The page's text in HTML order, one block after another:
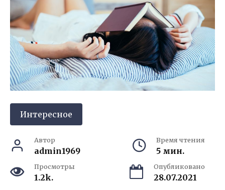
Интересное
Автор
admin1969
Время чтения
5 мин.
Просмотры
1.2k.
Опубликовано
28.07.2021